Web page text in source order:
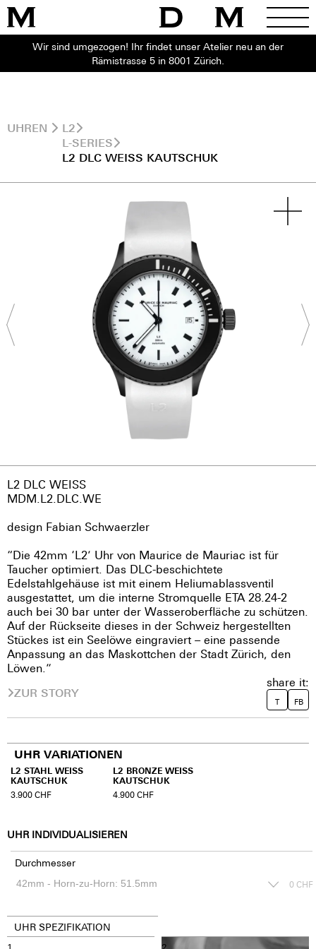
Wir sind umgezogen! Ihr findet unser Atelier neu an der
Rämistrasse 5 in 8001 Zürich.
UHREN
L2
L-SERIES
L2 DLC WEISS KAUTSCHUK
L2 DLC WEISS
MDM.L2.DLC.WE
design Fabian Schwaerzler
“Die 42mm ‘L2’ Uhr von Maurice de Mauriac ist für
Taucher optimiert. Das DLC-beschichtete
Edelstahlgehäuse ist mit einem Heliumablassventil
ausgestattet, um die interne Stromquelle ETA 28.24-2
auch bei 30 bar unter der Wasseroberfläche zu schützen.
Auf der Rückseite dieses in der Schweiz hergestellten
Stückes ist ein Seelöwe eingraviert – eine passende
Anpassung an das Maskottchen der Stadt Zürich, den
Löwen.”
ZUR STORY
share it:
T FB
UHR VARIATIONEN
L2 STAHL WEISS
KAUTSCHUK
3.900CHF
L2 BRONZE WEISS
KAUTSCHUK
4.900 CHF
UHR INDIVIDUALISIEREN
Durchmesser
0 CHF
UHR SPEZIFIKATION
1 2